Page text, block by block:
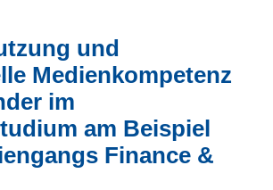
Erhebung in Einrichtungen des Ruhrgebiets
und
Medienkompetenz
im
am Beispiel
Finance &